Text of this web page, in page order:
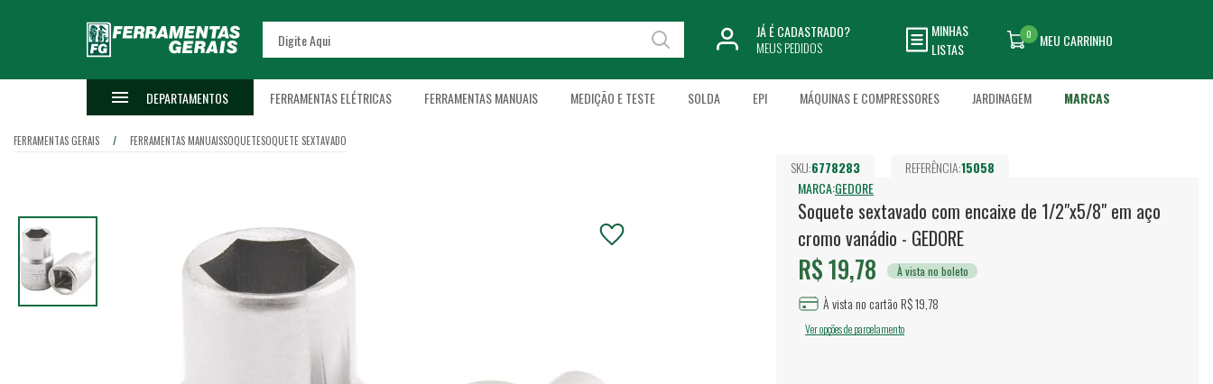
JÁ É CADASTRADO?
MEUS PEDIDOS
MINHAS
LISTAS
MEU CARRINHO
0
DEPARTAMENTOS FERRAMENTAS ELÉTRICAS FERRAMENTAS MANUAIS MEDIÇÃO E TESTE SOLDA EPI MÁQUINAS E COMPRESSORES JARDINAGEM MARCAS
FERRAMENTAS GERAIS FERRAMENTAS MANUAISSOQUETESOQUETE SEXTAVADO
SKU:6778283 REFERÊNCIA:15058
MARCA:GEDORE
Soquete sextavado com encaixe de 1/2"x5/8" em aço
cromo vanádio - GEDORE
R$ 19,78 À vista no boleto
À vista no cartão R$ 19,78
Ver opções de parcelamento